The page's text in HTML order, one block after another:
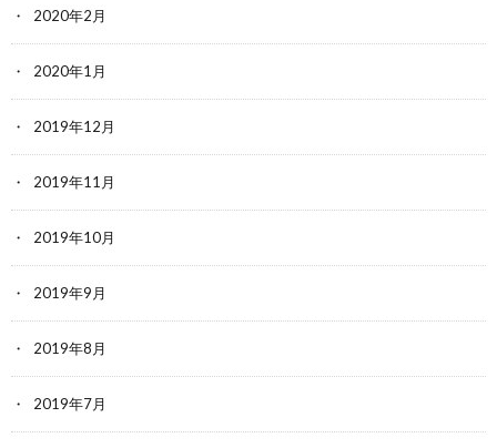
2020年2月
2020年1月
2019年12月
2019年11月
2019年10月
2019年9月
2019年8月
2019年7月